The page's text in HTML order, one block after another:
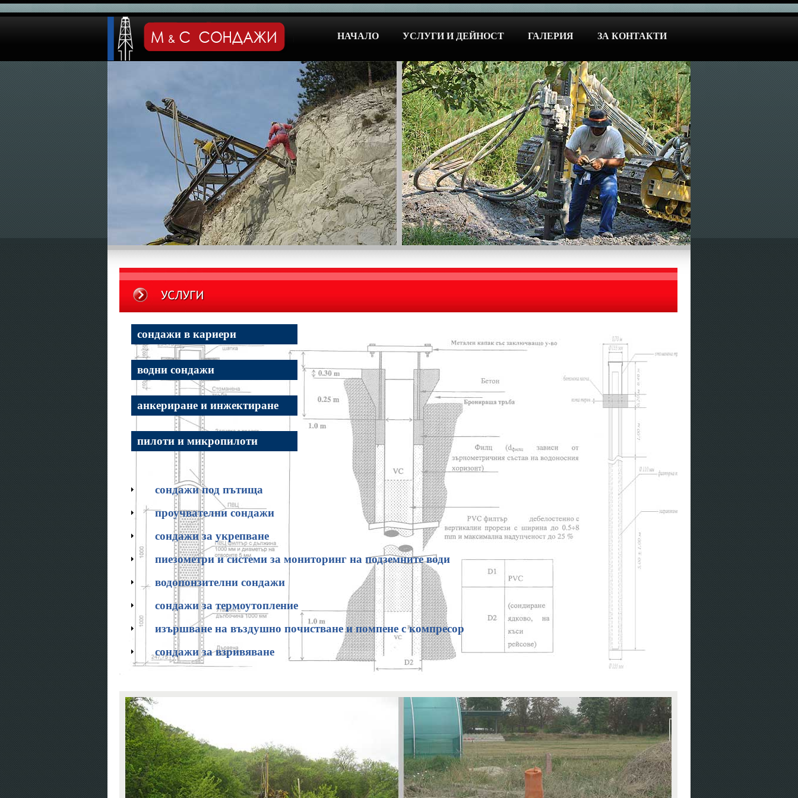
НАЧАЛО УСЛУГИ И ДЕЙНОСТ ГАЛЕРИЯ ЗА КОНТАКТИ
сондажи в кариери
водни сондажи
анкериране и инжектиране
пилоти и микропилоти
сондажи под пътища
проучвателни сондажи
сондажи за укрепване
пиезометри и системи за мониторинг на подземните води
водопонзителни сондажи
сондажи за термоутопление
изършване на въздушно почистване и помпене с компресор
сондажи за взривяване